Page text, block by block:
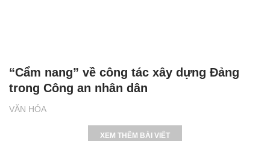
VĂN HÓA
“Cẩm nang” về công tác xây dựng Đảng
trong Công an nhân dân
XEM THÊM BÀI VIẾT